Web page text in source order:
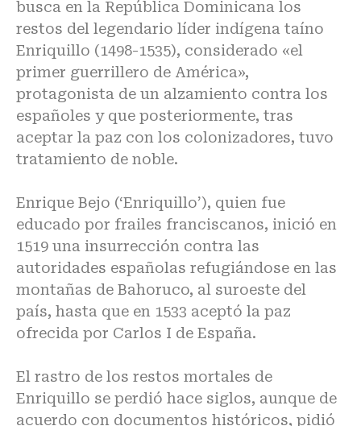
busca en la República Dominicana los
restos del legendario líder indígena taíno
Enriquillo (1498-1535), considerado «el
primer guerrillero de América»,
protagonista de un alzamiento contra los
españoles y que posteriormente, tras
aceptar la paz con los colonizadores, tuvo
tratamiento de noble.
Enrique Bejo (‘Enriquillo’), quien fue
educado por frailes franciscanos, inició en
1519 una insurrección contra las
autoridades españolas refugiándose en las
montañas de Bahoruco, al suroeste del
país, hasta que en 1533 aceptó la paz
ofrecida por Carlos I de España.
El rastro de los restos mortales de
Enriquillo se perdió hace siglos, aunque de
acuerdo con documentos históricos, pidió